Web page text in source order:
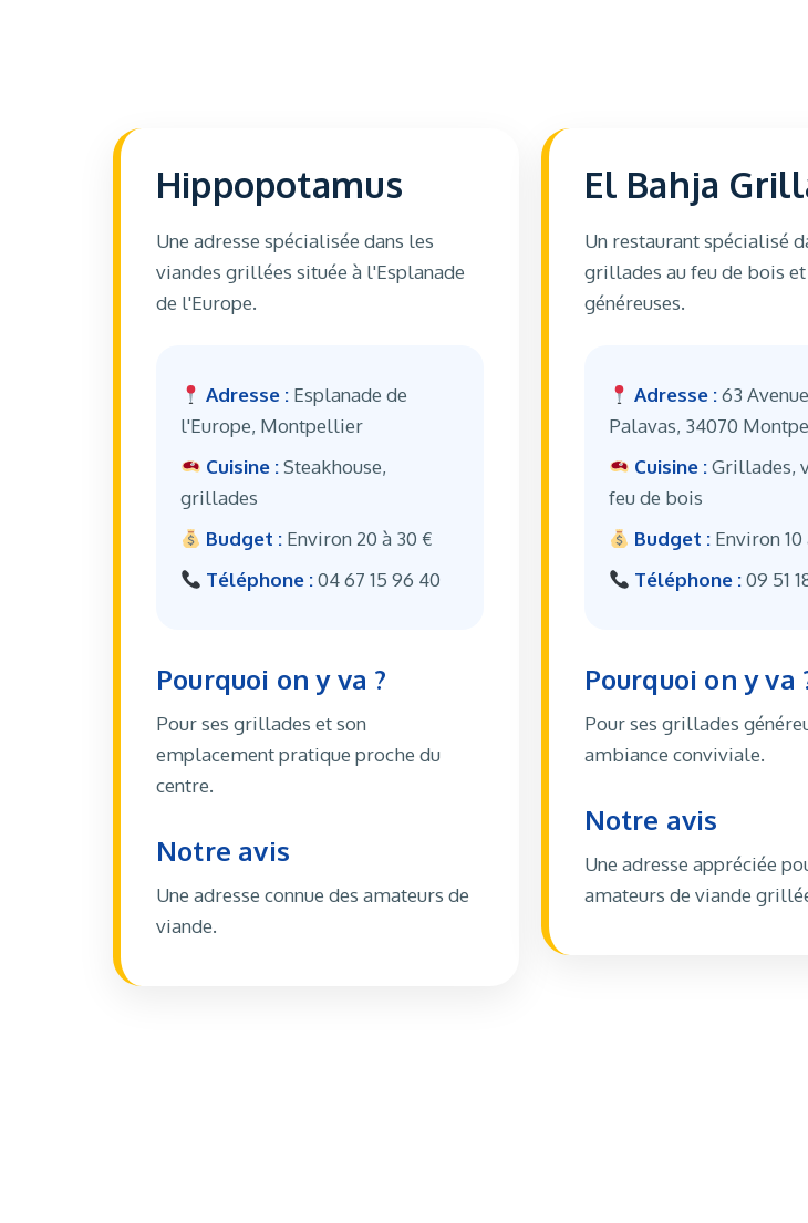
Hippopotamus
Une adresse spécialisée dans les
viandes grillées située à l'Esplanade
de l'Europe.
Adresse : Esplanade de
l'Europe, Montpellier
Cuisine :Steakhouse,
grillades
Budget : Environ 20 à 30 €
Téléphone :04 67 15 96 40
Pourquoi on y va ?
Pour ses grillades et son
emplacement pratique proche du
centre.
Notre avis
Une adresse connue des amateurs de
viande.
El Bahja
Un restaurant spécialisé
grillades au feu de bois
généreuses.
Adresse :63
Palavas, 34070
Cuisine :Grillades,
feu de bois
Budget : Environ 10
Téléphone :09 51
Pourquoi on y va
Pour ses grillades
ambiance conviviale.
Notre avis
Une adresse appréciée
amateurs de viande